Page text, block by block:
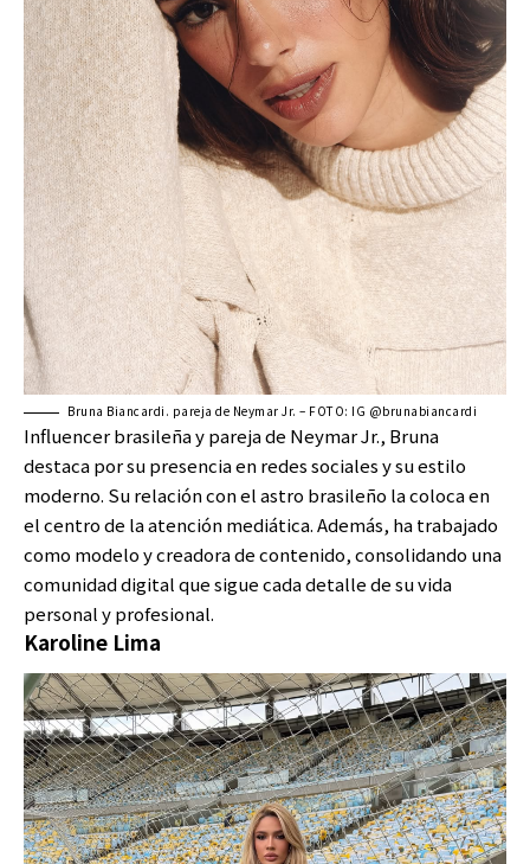
Bruna Biancardi. pareja de Neymar Jr. – FOTO: IG @brunabiancardi
Influencer brasileña y pareja de Neymar Jr., Bruna
destaca por su presencia en redes sociales y su estilo
moderno. Su relación con el astro brasileño la coloca en
el centro de la atención mediática. Además, ha trabajado
como modelo y creadora de contenido, consolidando una
comunidad digital que sigue cada detalle de su vida
personal y profesional.
Karoline Lima